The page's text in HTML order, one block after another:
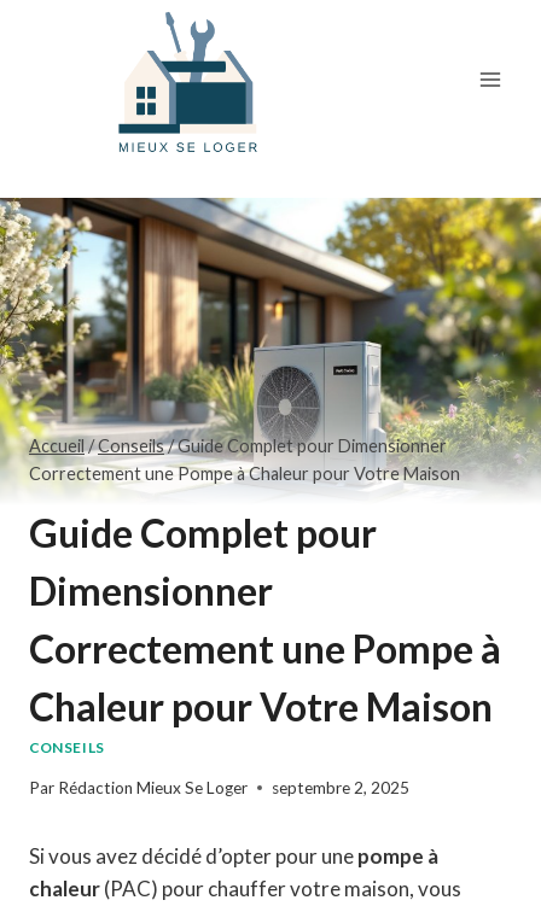
Accueil /Conseils/Guide Complet pour Dimensionner
Correctement une Pompe à Chaleur pour Votre Maison
Guide Complet pour
Dimensionner
Correctement une Pompe à
Chaleur pour Votre Maison
CONSEILS
Par Rédaction Mieux Se Loger septembre 2, 2025
Si vous avez décidé d’opter pour unepompe à
chaleur(PAC) pour chauffer votre maison, vous